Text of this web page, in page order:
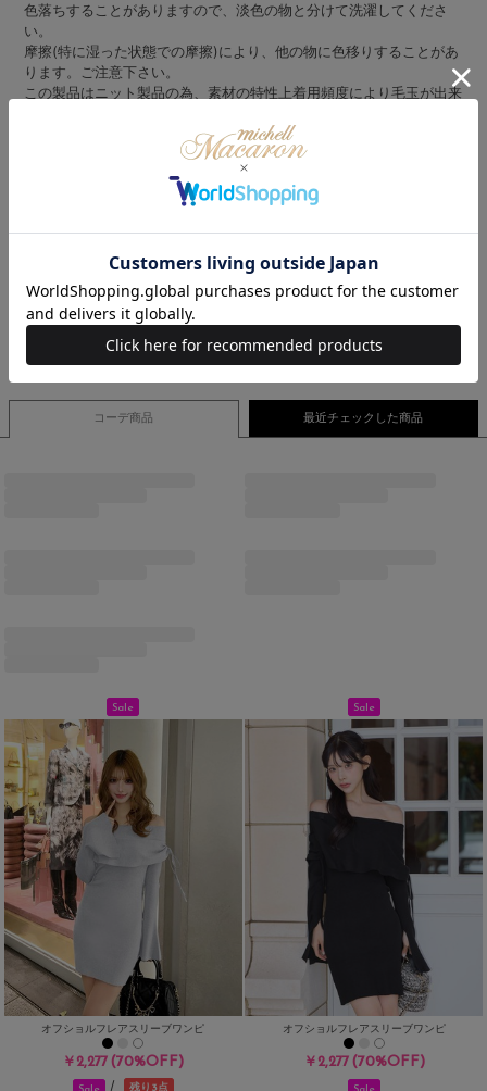
色落ちすることがありますので、淡色の物と分けて洗濯してくださ
い。
摩擦(特に湿った状態での摩擦)により、他の物に色移りすることがあ
ります。ご注意下さい。
この製品はニット製品の為、素材の特性上着用頻度により毛玉が出来
お手入方法/着用方法など付属のアテンションに記載がございます。
洗濯表示含め必ずご確認の上、お取り扱い下さい。
桜咲乃愛
身長：164cm/フリーサイズ着用
コーデ商品 最近チェックした商品
Sale
オフショルフレアスリーブワンピ
￥2,277(70%OFF)
Sale
オフショルフレアスリーブワンピ
￥2,277(70%OFF)
/ 残り3点